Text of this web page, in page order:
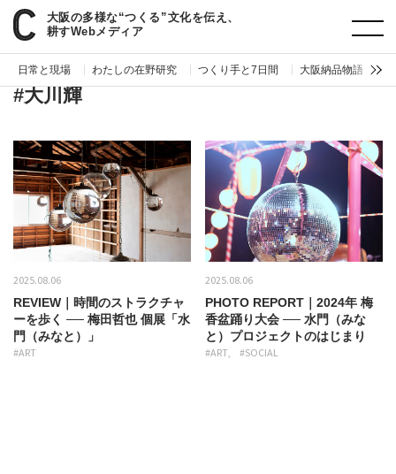
大阪の多様な“つくる”文化を伝え、
耕すWebメディア
日常と現場 わたしの在野研究 つくり手と7日間 大阪納品物語
paperC タグ 大川輝
#大川輝
2025.08.06
REVIEW｜時間のストラクチャ
ーを歩く ── 梅田哲也 個展「水
門（みなと）」
#ART
2025.08.06
PHOTO REPORT｜2024年 梅
香盆踊り大会 ── 水門（みな
と）プロジェクトのはじまり
#ART #SOCIAL